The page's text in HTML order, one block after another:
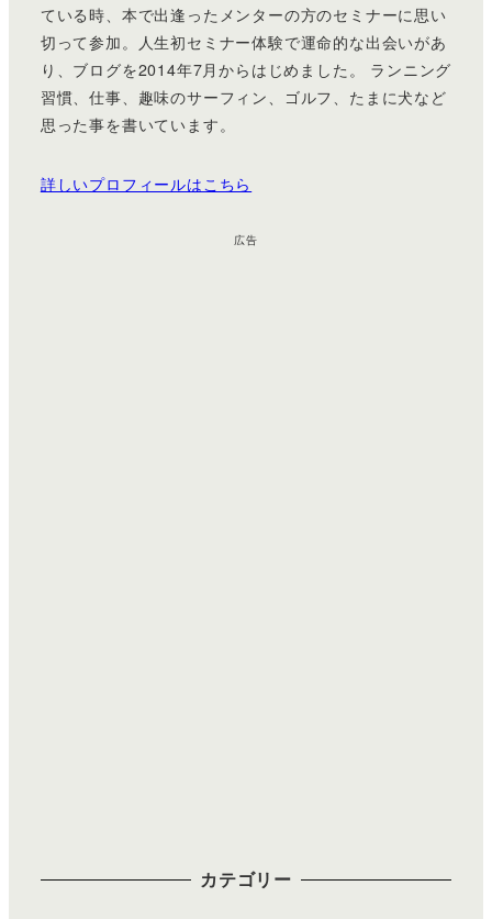
ている時、本で出逢ったメンターの方のセミナーに思い
切って参加。人生初セミナー体験で運命的な出会いがあ
り、ブログを2014年7月からはじめました。 ランニング
習慣、仕事、趣味のサーフィン、ゴルフ、たまに犬など
思った事を書いています。
詳しいプロフィールはこちら
広告
カテゴリー